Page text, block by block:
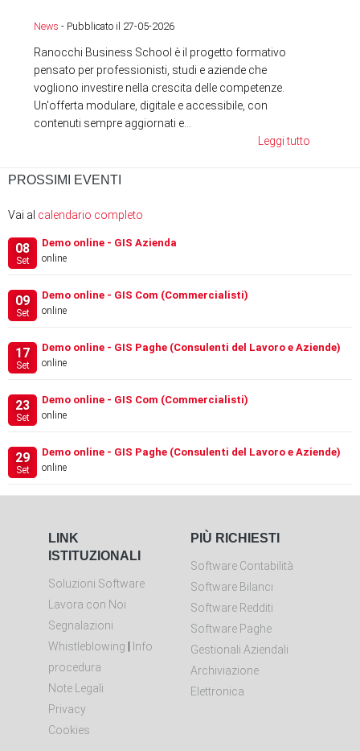
News - Pubblicato il 27-05-2026
Ranocchi Business School è il progetto formativo
pensato per professionisti, studi e aziende che
vogliono investire nella crescita delle competenze.
Un'offerta modulare, digitale e accessibile, con
contenuti sempre aggiornati e...
Leggi tutto
PROSSIMI EVENTI
Vai al calendario completo
08
Set
Demo online - GIS Azienda
online
09
Set
Demo online - GIS Com (Commercialisti)
online
17
Set
Demo online - GIS Paghe (Consulenti del Lavoro e Aziende)
online
23
Set
Demo online - GIS Com (Commercialisti)
online
29
Set
Demo online - GIS Paghe (Consulenti del Lavoro e Aziende)
online
LINK
ISTITUZIONALI
Soluzioni Software
Lavora con Noi
Segnalazioni
Whistleblowing
Info
procedura
Note Legali
Privacy
Cookies
PIÙ RICHIESTI
Software Contabilità
Software Bilanci
Software Redditi
Software Paghe
Gestionali Aziendali
Archiviazione
Elettronica